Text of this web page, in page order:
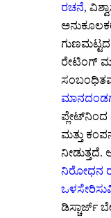
ರಚನೆ,
ಗುಣಮಟ್ಟದ
ರೇಟಿಂಗ್
ಪ್ಲೇಟ್‌ನಿಂದ
ಮತ್ತು
ನೀಡುತ್ತದೆ.
ನಿರೋಧನ
ಡಿಸ್ಚಾರ್ಜ್